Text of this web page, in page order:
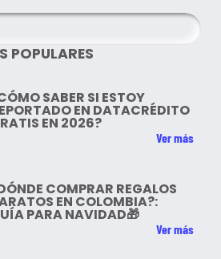
POPULARES
SABER SI ESTOY
EN DATACRÉDITO
EN 2026?
Ver más
COMPRAR REGALOS
EN COLOMBIA?:
PARA NAVIDAD🎁
Ver más